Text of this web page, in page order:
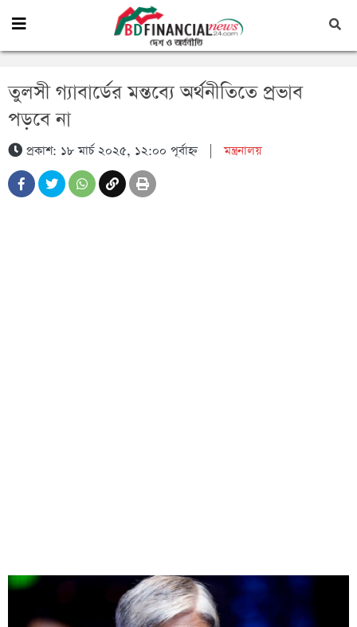
তুলসী গ্যাবার্ডের মন্তব্যে অর্থনীতিতে প্রভাব
পড়বে না
প্রকাশ: ১৮ মার্চ ২০২৫, ১২:০০ পূর্বাহ্ন|মন্ত্রনালয়